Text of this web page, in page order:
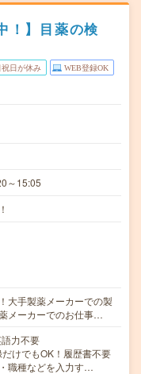
！】目薬の検
祝日が休み WEB登録OK
～15:05
大手製薬メーカーでの製
メーカーでのお仕事…
力不要
けでもOK！履歴書不要
職種などを入力す…